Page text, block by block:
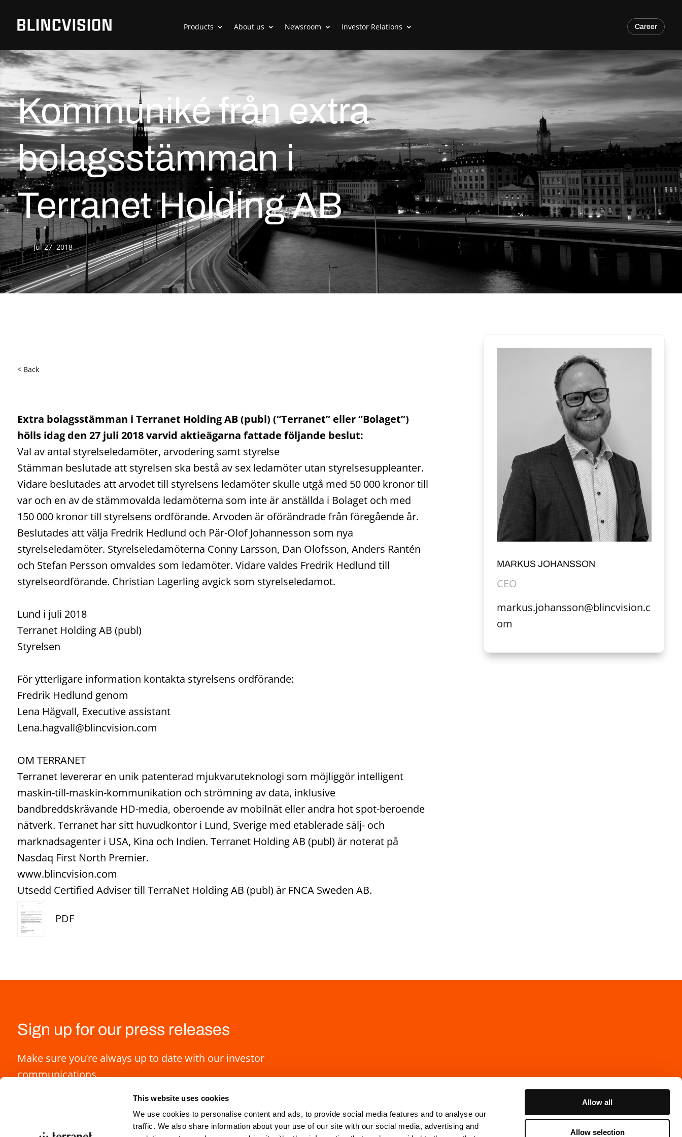
This website uses cookies
We use cookies to personalise content and ads, to provide social media features and to analyse our
traffic. We also share information about your use of our site with our social media, advertising and
Allow all
Allow selection
Products About us Newsroom Investor Relations Career
Kommuniké från extra
bolagsstämman i
Terranet Holding AB
Jul 27, 2018
< Back
Extra bolagsstämman i Terranet Holding AB (publ) (“Terranet” eller “Bolaget”)
hölls idag den 27 juli 2018 varvid aktieägarna fattade följande beslut:
Val av antal styrelseledamöter, arvodering samt styrelse
Stämman beslutade att styrelsen ska bestå av sex ledamöter utan styrelsesuppleanter.
Vidare beslutades att arvodet till styrelsens ledamöter skulle utgå med 50 000 kronor till
var och en av de stämmovalda ledamöterna som inte är anställda i Bolaget och med
150 000 kronor till styrelsens ordförande. Arvoden är oförändrade från föregående år.
Beslutades att välja Fredrik Hedlund och Pär-Olof Johannesson som nya
styrelseledamöter. Styrelseledamöterna Conny Larsson, Dan Olofsson, Anders Rantén
och Stefan Persson omvaldes som ledamöter. Vidare valdes Fredrik Hedlund till
styrelseordförande. Christian Lagerling avgick som styrelseledamot.
Lund i juli 2018
Terranet Holding AB (publ)
Styrelsen
För ytterligare information kontakta styrelsens ordförande:
Fredrik Hedlund genom
Lena Hägvall, Executive assistant
Lena.hagvall@blincvision.com
OM TERRANET
Terranet levererar en unik patenterad mjukvaruteknologi som möjliggör intelligent
maskin-till-maskin-kommunikation och strömning av data, inklusive
bandbreddskrävande HD-media, oberoende av mobilnät eller andra hot spot-beroende
nätverk. Terranet har sitt huvudkontor i Lund, Sverige med etablerade sälj- och
marknadsagenter i USA, Kina och Indien. Terranet Holding AB (publ) är noterat på
Nasdaq First North Premier.
www.blincvision.com
Utsedd Certified Adviser till TerraNet Holding AB (publ) är FNCA Sweden AB.
PDF
MARKUS JOHANSSON
CEO
markus.johansson@blincvision.c
om
Sign up for our press releases
Make sure you’re always up to date with our investor
communications.